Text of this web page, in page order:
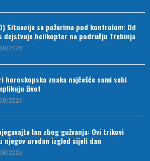
Situacija sa požarima pod kontrolom: Od
dejstvuje helikopter na području Trebinja
2026
horoskopska znaka najčešće sami sebi
život
2026
lan zbog gužvanja: Ovi trikovi
njegov uredan izgled cijeli dan
2026